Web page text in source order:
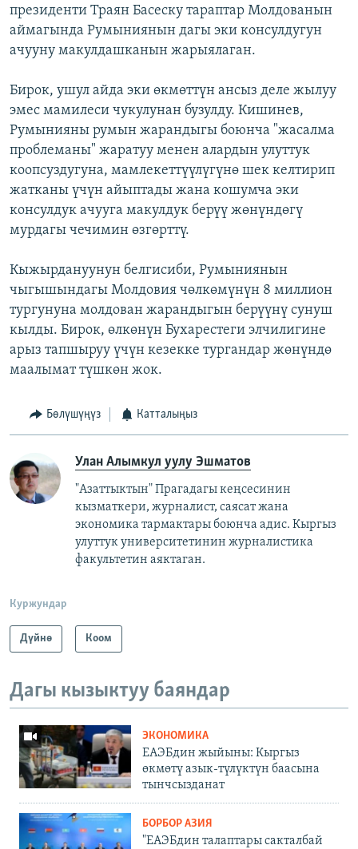
президенти Траян Басеску тараптар Молдованын
аймагында Румыниянын дагы эки консулдугун
ачууну макулдашканын жарыялаган.
Бирок, ушул айда эки өкмөттүн ансыз деле жылуу
эмес мамилеси чукулунан бузулду. Кишинев,
Румынияны румын жарандыгы боюнча "жасалма
проблеманы" жаратуу менен алардын улуттук
коопсуздугуна, мамлекеттүүлүгүнө шек келтирип
жатканы үчүн айыптады жана кошумча эки
консулдук ачууга макулдук берүү жөнүндөгү
мурдагы чечимин өзгөрттү.
Кыжырдануунун белгисиби, Румыниянын
чыгышындагы Молдовия чөлкөмүнүн 8 миллион
тургунуна молдован жарандыгын берүүнү сунуш
кылды. Бирок, өлкөнүн Бухарестеги элчилигине
арыз тапшыруу үчүн кезекке тургандар жөнүндө
маалымат түшкөн жок.
Бөлүшүңүз Катталыңыз
Улан Алымкул уулу Эшматов
"Азаттыктын" Прагадагы кеңсесинин
кызматкери, журналист, саясат жана
экономика тармактары боюнча адис. Кыргыз
улуттук университетинин журналистика
факультетин аяктаган.
Куржундар
Дүйнө Коом
Дагы кызыктуу баяндар
ЭКОНОМИКА
ЕАЭБдин жыйыны: Кыргыз
өкмөтү азык-түлүктүн баасына
тынчсызданат
БОРБОР АЗИЯ
"ЕАЭБдин талаптары сакталбай